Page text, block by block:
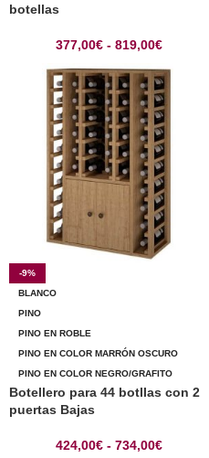
botellas
377,00€ - 819,00€
-9%
BLANCO
PINO
PINO EN ROBLE
PINO EN COLOR MARRÓN OSCURO
PINO EN COLOR NEGRO/GRAFITO
Botellero para 44 botllas con 2
puertas Bajas
424,00€ - 734,00€